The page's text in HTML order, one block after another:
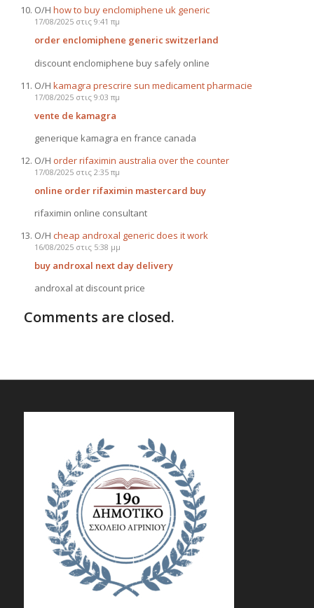
Ο/Η how to buy enclomiphene uk generic
17/08/2025 στις 9:41 πμ
order enclomiphene generic switzerland
discount enclomiphene buy safely online
Ο/Η kamagra prescrire sun medicament pharmacie
17/08/2025 στις 9:03 πμ
vente de kamagra
generique kamagra en france canada
Ο/Η order rifaximin australia over the counter
17/08/2025 στις 2:35 πμ
online order rifaximin mastercard buy
rifaximin online consultant
Ο/Η cheap androxal generic does it work
16/08/2025 στις 5:38 μμ
buy androxal next day delivery
androxal at discount price
Comments are closed.